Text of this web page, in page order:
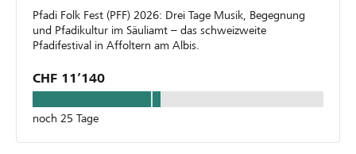
Pfadi Folk Fest (PFF) 2026: Drei Tage Musik, Begegnung
und Pfadikultur im Säuliamt – das schweizweite
Pfadifestival in Affoltern am Albis.
CHF 11’140
noch 25 Tage